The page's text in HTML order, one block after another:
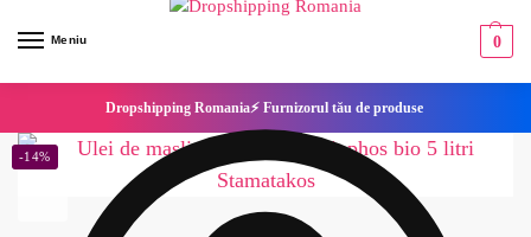
Meniu 0
Dropshipping Romania⚡ Furnizorul tău de produse
-14%